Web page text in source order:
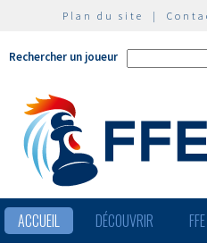
Plan du site |
Rechercher un joueur
ACCUEIL DÉCOUVRIR FFE